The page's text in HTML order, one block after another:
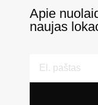
Apie
naujas